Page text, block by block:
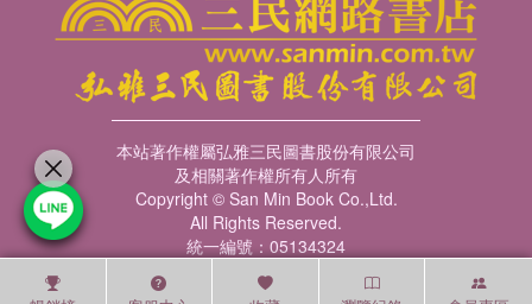
本站著作權屬弘雅三民圖書股份有限公司
及相關著作權所有人所有
Copyright © San Min Book Co.,Ltd.
All Rights Reserved.
統一編號：05134324